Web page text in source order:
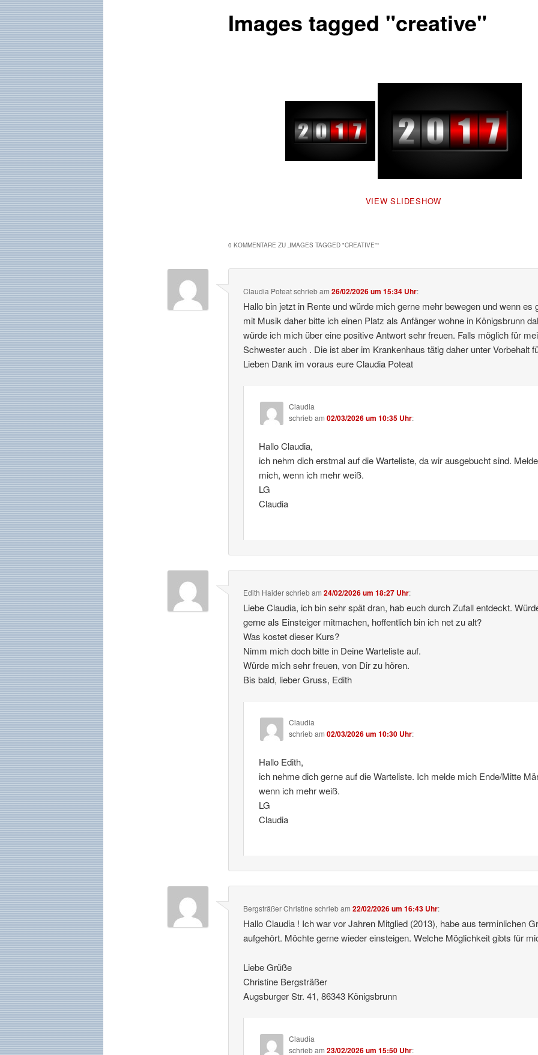
Images tagged "creative"
VIEW SLIDESHOW
0 KOMMENTARE ZU „IMAGES TAGGED "CREATIVE"“
Claudia Poteatschriebam26/02/2026 um 15:34 Uhr:
Hallo bin jetzt in Rente und würde mich gerne mehr bewegen und wenn es
mit Musik daher bitte ich einen Platz als Anfänger wohne in Königsbrunn
würde ich mich über eine positive Antwort sehr freuen. Falls möglich für
Schwester auch . Die ist aber im Krankenhaus tätig daher unter Vorbehalt
Lieben Dank im voraus eure Claudia Poteat
Claudia
schriebam 02/03/2026 um 10:35 Uhr:
Hallo Claudia,
ich nehm dich erstmal auf die Warteliste, da wir ausgebucht sind. Melde
mich, wenn ich mehr weiß.
LG
Claudia
Edith Haiderschriebam24/02/2026 um 18:27 Uhr:
Liebe Claudia, ich bin sehr spät dran, hab euch durch Zufall entdeckt.
gerne als Einsteiger mitmachen, hoffentlich bin ich net zu alt?
Was kostet dieser Kurs?
Nimm mich doch bitte in Deine Warteliste auf.
Würde mich sehr freuen, von Dir zu hören.
Bis bald, lieber Gruss, Edith
Claudia
schriebam 02/03/2026 um 10:30 Uhr:
Hallo Edith,
ich nehme dich gerne auf die Warteliste. Ich melde mich Ende/Mitte
wenn ich mehr weiß.
LG
Claudia
Bergsträßer Christine schriebam22/02/2026 um 16:43 Uhr:
Hallo Claudia ! Ich war vor Jahren Mitglied (2013), habe aus terminlichen
aufgehört. Möchte gerne wieder einsteigen. Welche Möglichkeit gibts für
Liebe Grüße
Christine Bergsträßer
Augsburger Str. 41, 86343 Königsbrunn
Claudia
schriebam 23/02/2026 um 15:50 Uhr: